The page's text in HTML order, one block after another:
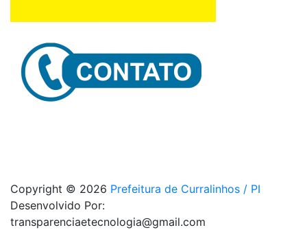
Copyright © 2026 Prefeitura de Curralinhos / PI
Desenvolvido Por:
transparenciaetecnologia@gmail.com